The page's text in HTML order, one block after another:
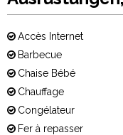
Accès Internet
Barbecue
Chaise Bébé
Chauffage
Congélateur
Fer à repasser